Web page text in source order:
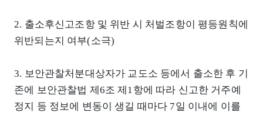
2. 출소후신고조항 및 위반 시 처벌조항이 평등원칙에
위반되는지 여부(소극)
3. 보안관찰처분대상자가 교도소 등에서 출소한 후 기
존에 보안관찰법 제6조 제1항에 따라 신고한 거주예
정지 등 정보에 변동이 생길 때마다 7일 이내에 이를